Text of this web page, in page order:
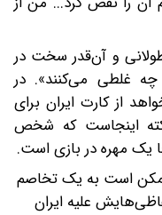
و آن‌قدر سخت در
چه غلطی می‌کنند». در
از کارت ایران برای
اینجاست که شخص
یک مهره در بازی است.
است به یک تخاصم
علیه ایران